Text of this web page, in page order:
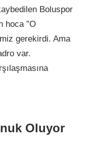
Boluspor
hoca ”O
gerekirdi. Ama
var.
Oluyor